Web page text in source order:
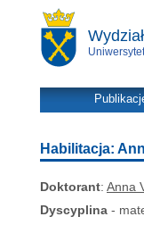
Habilitacja:
Doktorant: Anna
Dyscyplina -